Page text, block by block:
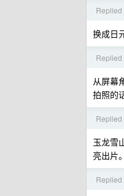
Replied
换成日
Replied
从屏幕
拍照的
Replied
玉龙雪
亮出片。
Replied